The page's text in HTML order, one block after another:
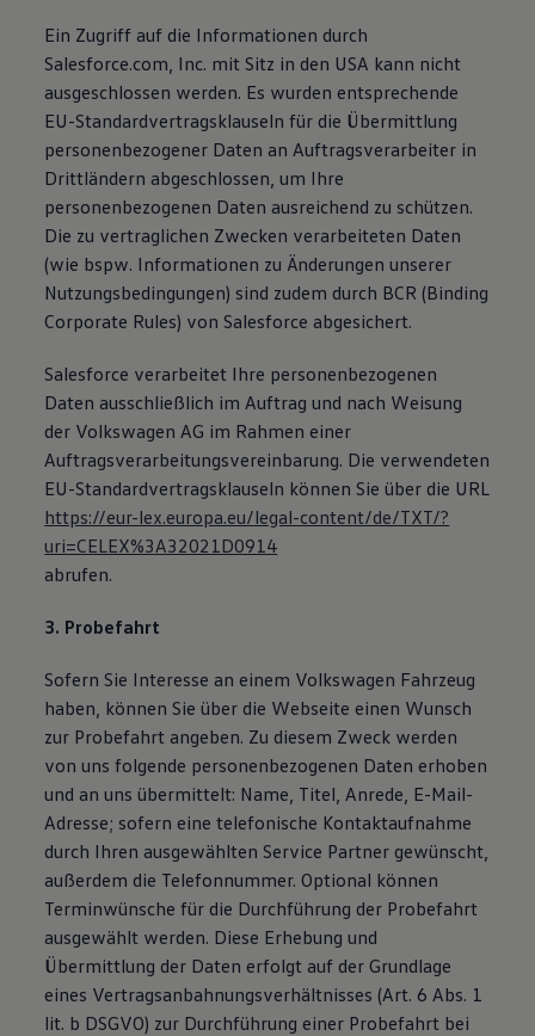
Ein Zugriff auf die Informationen durch
Salesforce.com, Inc. mit Sitz in den USA kann nicht
ausgeschlossen werden. Es wurden entsprechende
EU-Standardvertragsklauseln für die Übermittlung
personenbezogener Daten an Auftragsverarbeiter in
Drittländern abgeschlossen, um Ihre
personenbezogenen Daten ausreichend zu schützen.
Die zu vertraglichen Zwecken verarbeiteten Daten
(wie bspw. Informationen zu Änderungen unserer
Nutzungsbedingungen) sind zudem durch BCR (Binding
Corporate Rules) von Salesforce abgesichert.
Salesforce verarbeitet Ihre personenbezogenen
Daten ausschließlich im Auftrag und nach Weisung
der Volkswagen AG im Rahmen einer
Auftragsverarbeitungsvereinbarung. Die verwendeten
EU-Standardvertragsklauseln können Sie über die URL
https://eur-lex.europa.eu/legal-content/de/TXT/?
uri=CELEX%3A32021D0914
abrufen.
3. Probefahrt
Sofern Sie Interesse an einem Volkswagen Fahrzeug
haben, können Sie über die Webseite einen Wunsch
zur Probefahrt angeben. Zu diesem Zweck werden
von uns folgende personenbezogenen Daten erhoben
und an uns übermittelt: Name, Titel, Anrede, E-Mail-
Adresse; sofern eine telefonische Kontaktaufnahme
durch Ihren ausgewählten Service Partner gewünscht,
außerdem die Telefonnummer. Optional können
Terminwünsche für die Durchführung der Probefahrt
ausgewählt werden. Diese Erhebung und
Übermittlung der Daten erfolgt auf der Grundlage
eines Vertragsanbahnungsverhältnisses (Art. 6 Abs. 1
lit. b DSGVO) zur Durchführung einer Probefahrt bei